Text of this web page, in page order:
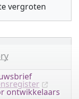
vergroten
ontwikkelaars